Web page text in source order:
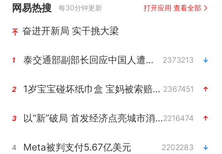
网易热搜 每30分钟更新 打开应用 查看全部
奋进开新局 实干挑大梁
1 泰交通部副部长回应中国人遭歧视手势 2373213
2 1岁宝宝碰坏纸巾盒 宝妈被索赔924元 2367451
3 以“新”破局 首发经济点亮城市消费活力2216474
4 Meta被判支付5.67亿美元 2202283